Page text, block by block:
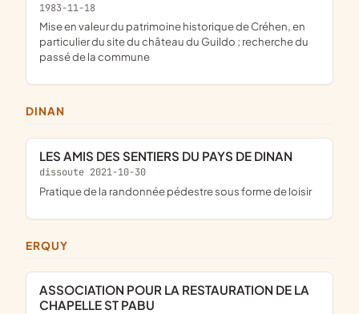
1983-11-18
mise en valeur du patrimoine historique de Créhen, en
particulier du site du château du Guildo ; recherche du
passé de la commune
DINAN
LES AMIS DES SENTIERS DU PAYS DE DINAN
dissoute 2021-10-30
pratique de la randonnée pédestre sous forme de loisir
ERQUY
ASSOCIATION POUR LA RESTAURATION DE LA
CHAPELLE ST PABU